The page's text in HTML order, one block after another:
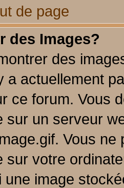
de page
des Images?
des
a actuellement
ce forum. Vous
sur un serveur
Vous
sur votre
une image